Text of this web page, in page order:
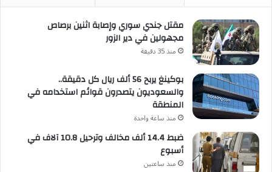
مقتل جندي سوري وإصابة اثنين برصاص
مجهولين في دير الزور
منذ 35 دقيقة
بوكينغ يربح 56 ألف ريال كل دقيقة..
والسعوديون يتصدرون قوائم استخدامه في
المنطقة
منذ ساعة واحدة
ضبط 14.4 ألف مخالف وترحيل 10.8 آلاف في
أسبوع
منذ ساعتين